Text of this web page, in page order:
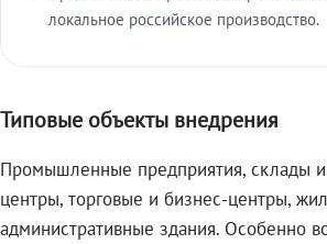
локальное российское производство.
Типовые объекты внедрения
Промышленные предприятия, склады и
центры, торговые и бизнес-центры,
административные здания. Особенно